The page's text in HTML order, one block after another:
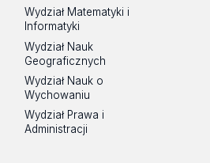
Wydział Matematyki i
Informatyki
Wydział Nauk
Geograficznych
Wydział Nauk o
Wychowaniu
Wydział Prawa i
Administracji